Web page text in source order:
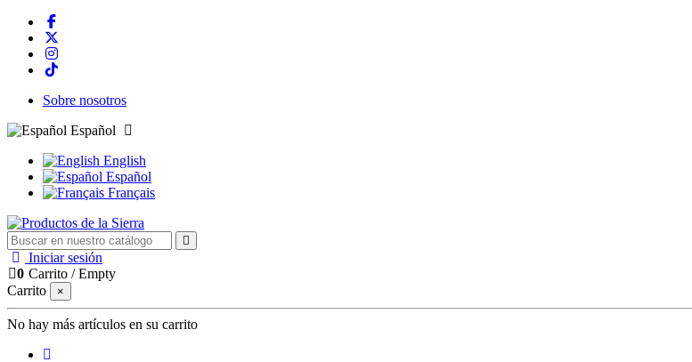
Sobre nosotros
Español
English
Español
Français
Iniciar sesión
0 Carrito /Empty
Carrito
×
No hay más artículos en su carrito